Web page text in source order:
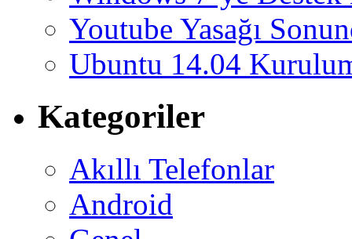
Youtube Yasağı
Ubuntu 14.04
Kategoriler
Akıllı Telefonlar
Android